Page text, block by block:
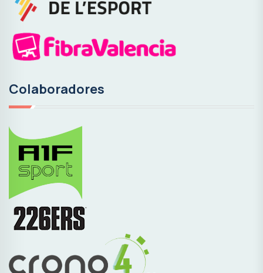
Colaboradores